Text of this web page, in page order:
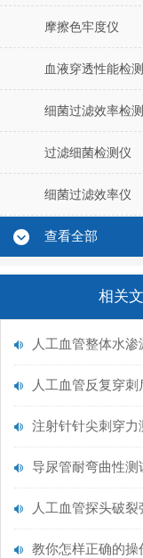
摩擦色牢度仪
血液穿透性能检
细菌过滤效率检
过滤细菌检测仪
细菌过滤效率仪
查看全部
相关